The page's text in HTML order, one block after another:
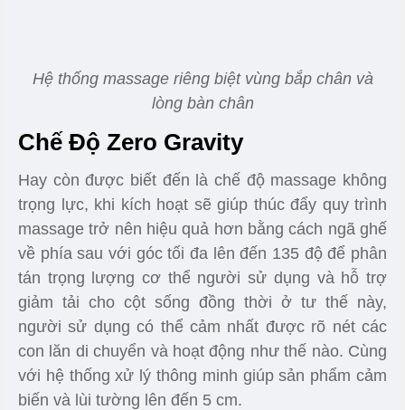
Hệ thống massage riêng biệt vùng bắp chân và
lòng bàn chân
Chế Độ Zero Gravity
Hay còn được biết đến là chế độ massage không
trọng lực, khi kích hoạt sẽ giúp thúc đẩy quy trình
massage trở nên hiệu quả hơn bằng cách ngã ghế
về phía sau với góc tối đa lên đến 135 độ để phân
tán trọng lượng cơ thể người sử dụng và hỗ trợ
giảm tải cho cột sống đồng thời ở tư thế này,
người sử dụng có thể cảm nhất được rõ nét các
con lăn di chuyển và hoạt động như thế nào. Cùng
với hệ thống xử lý thông minh giúp sản phẩm cảm
biến và lùi tường lên đến 5 cm.